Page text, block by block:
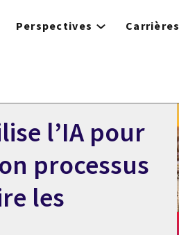
Perspectives Carrières
l’IA pour
processus
les